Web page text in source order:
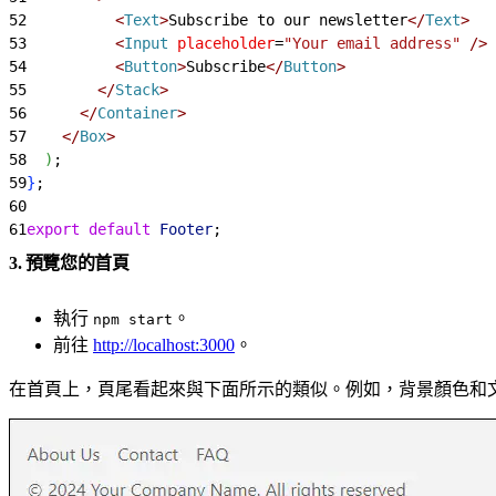
52
<Text>Subscribe to our newsletter</Text>
53
<Input placeholder="Your email address" />
54
<Button>Subscribe</Button>
55
</Stack>
56
</Container>
57
</Box>
58
) ;
59} ;
60
61export default Footer;
3. 預覽您的首頁
執行 npm start 。
前往 http://localhost:3000 。
在首頁上，頁尾看起來與下面所示的類似。例如，背景顏色和